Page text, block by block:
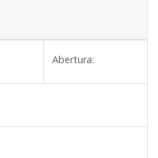
Abertura: